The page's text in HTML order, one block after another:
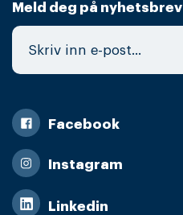
Meld deg på nyhetsbrev
Facebook
Instagram
Linkedin